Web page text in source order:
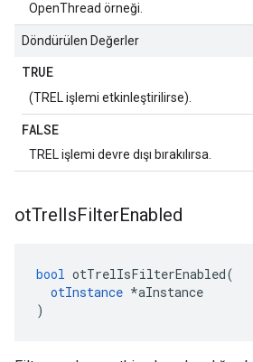
OpenThread örneği.
Döndürülen Değerler
TRUE
(TREL işlemi etkinleştirilirse).
FALSE
TREL işlemi devre dışı bırakılırsa.
otTrelIsFilterEnabled
bool otTrelIsFilterEnabled(
otInstance *aInstance
)